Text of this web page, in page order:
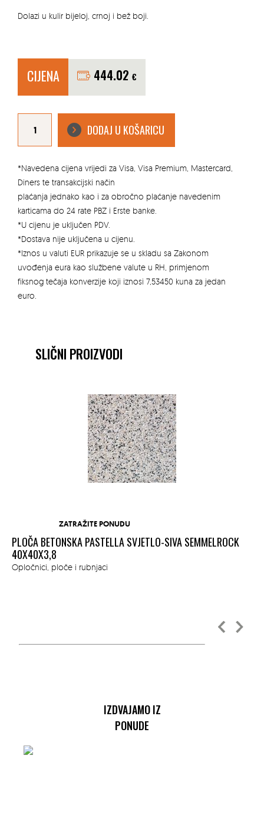
Dolazi u kulir bijeloj, crnoj i bež boji.
CIJENA 444.02 €
ROŠTILJ
količina
DODAJ U KOŠARICU
*Navedena cijena vrijedi za Visa, Visa Premium, Mastercard,
Diners te transakcijski način
plaćanja jednako kao i za obročno plaćanje navedenim
karticama do 24 rate PBZ i Erste banke.
*U cijenu je uključen PDV.
*Dostava nije uključena u cijenu.
*Iznos u valuti EUR prikazuje se u skladu sa Zakonom
uvođenja eura kao službene valute u RH, primjenom
fiksnog tečaja konverzije koji iznosi 7,53450 kuna za jedan
euro.
SLIČNI PROIZVODI
ZATRAŽITE PONUDU
PLOČA BETONSKA PASTELLA SVJETLO-SIVA SEMMELROCK
40X40X3,8
Opločnici, ploče i rubnjaci
IZDVAJAMO IZ
PONUDE